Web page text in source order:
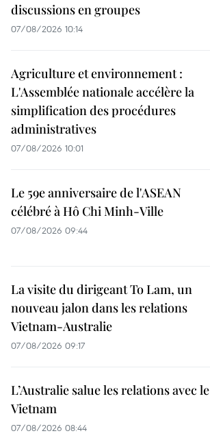
discussions en groupes
07/08/2026 10:14
Agriculture et environnement :
L'Assemblée nationale accélère la
simplification des procédures
administratives
07/08/2026 10:01
Le 59e anniversaire de l'ASEAN
célébré à Hô Chi Minh-Ville
07/08/2026 09:44
La visite du dirigeant To Lam, un
nouveau jalon dans les relations
Vietnam-Australie
07/08/2026 09:17
L’Australie salue les relations avec le
Vietnam
07/08/2026 08:44